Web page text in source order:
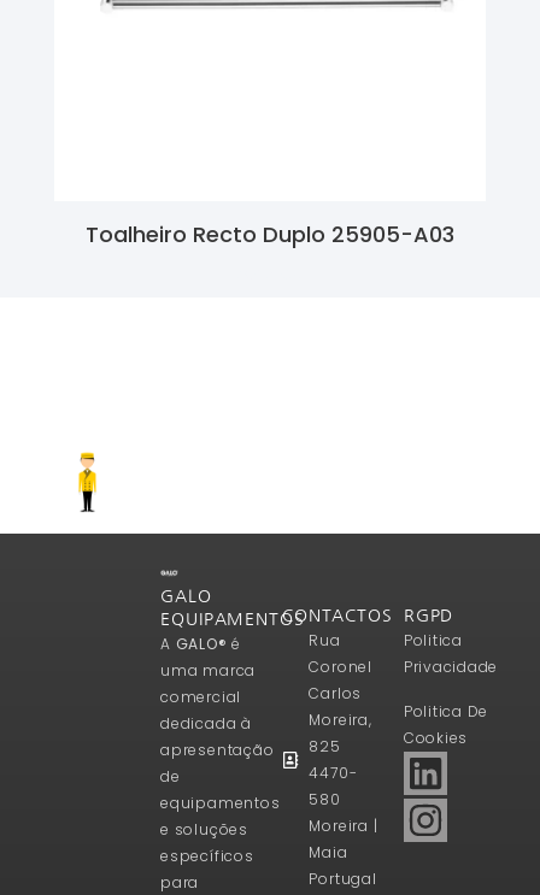
Toalheiro Recto Duplo 25905-A03
GALO
EQUIPAMENTOS
A GALO® é
uma marca
comercial
dedicada à
apresentação
de
equipamentos
e soluções
específicos
para
CONTACTOS
Rua
Coronel
Carlos
Moreira,
825
4470-
580
Moreira |
Maia
Portugal
RGPD
Politica
Privacidade
Politica De
Cookies